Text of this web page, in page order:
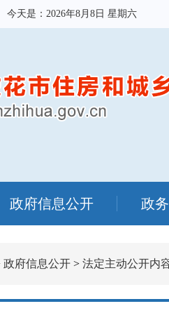
今天是： 2026年8月8日 星期六
政府信息公开 政
政府信息公开 > 法定主动公开内